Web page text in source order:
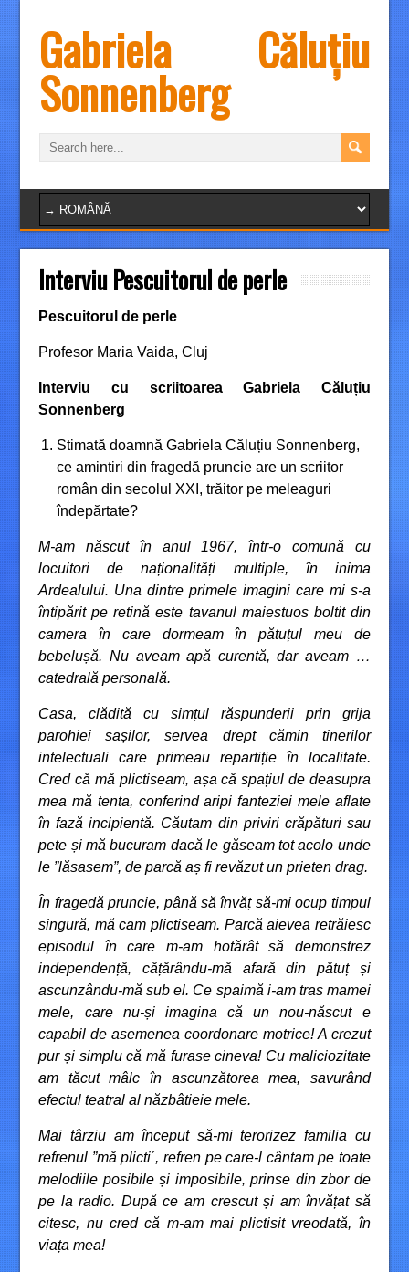
Gabriela Căluțiu
Sonnenberg
Interviu Pescuitorul de perle
Pescuitorul de perle
Profesor Maria Vaida, Cluj
Interviu cu scriitoarea Gabriela Căluțiu
Sonnenberg
Stimată doamnă Gabriela Căluțiu Sonnenberg,
ce amintiri din fragedă pruncie are un scriitor
român din secolul XXI, trăitor pe meleaguri
îndepărtate?
M-am născut în anul 1967, într-o comună cu
locuitori de naționalități multiple, în inima
Ardealului. Una dintre primele imagini care mi s-a
întipărit pe retină este tavanul maiestuos boltit din
camera în care dormeam în pătuțul meu de
bebelușă. Nu aveam apă curentă, dar aveam …
catedrală personală.
Casa, clădită cu simțul răspunderii prin grija
parohiei sașilor, servea drept cămin tinerilor
intelectuali care primeau repartiție în localitate.
Cred că mă plictiseam, așa că spațiul de deasupra
mea mă tenta, conferind aripi fanteziei mele aflate
în fază incipientă. Căutam din priviri crăpături sau
pete și mă bucuram dacă le găseam tot acolo unde
le ”lăsasem”, de parcă aș fi revăzut un prieten drag.
În fragedă pruncie, până să învăț să-mi ocup timpul
singură, mă cam plictiseam. Parcă aievea retrăiesc
episodul în care m-am hotărât să demonstrez
independență, cățărându-mă afară din pătuț și
ascunzându-mă sub el. Ce spaimă i-am tras mamei
mele, care nu-și imagina că un nou-născut e
capabil de asemenea coordonare motrice! A crezut
pur și simplu că mă furase cineva! Cu maliciozitate
am tăcut mâlc în ascunzătorea mea, savurând
efectul teatral al năzbâtieie mele.
Mai târziu am început să-mi terorizez familia cu
refrenul ”mă plicti´, refren pe care-l cântam pe toate
melodiile posibile și imposibile, prinse din zbor de
pe la radio. După ce am crescut și am învățat să
citesc, nu cred că m-am mai plictisit vreodată, în
viața mea!